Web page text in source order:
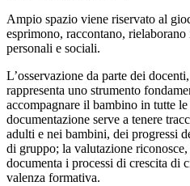
Ampio spazio viene riservato al
esprimono, raccontano,
personali e sociali.
L’osservazione da parte dei
rappresenta uno strumento
accompagnare il bambino in tutte
documentazione serve a tenere
adulti e nei bambini, dei progressi
di gruppo; la valutazione
documenta i processi di crescita di
valenza formativa.